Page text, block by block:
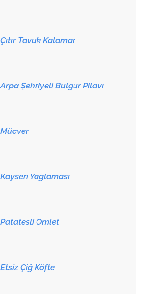
Çıtır Tavuk Kalamar
Arpa Şehriyeli Bulgur Pilavı
Mücver
Kayseri Yağlaması
Patatesli Omlet
Etsiz Çiğ Köfte